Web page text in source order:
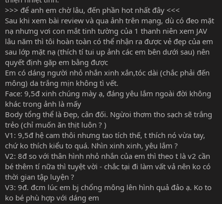
>>> để anh em chờ lâu, đến phần hot nhất đây <<<
Sau khi xem bài review và qua ảnh trên mạng, dù có đeo mặt
nạ nhưng vơi con mắt tinh tường của 1 thanh niên xem JAV
lâu năm thì tôi hoàn toàn có thể nhận ra được vẻ đẹp của em
sau lớp mặt nạ (thích tí tui up ảnh các em bên dưới sau) nên
quyết định gặp em bằng được
Em có dáng người nhỏ nhắn xinh xắn,tóc dài (chắc phải đến
mông) da trắng mịn không tì vết.
Face: 9,5đ xinh chúng mày ạ, đáng yêu lắm ngoài đời không
khác trong ảnh là mấy
Body tổng thể là Đẹp, cân đối. Ngừoi thơm tho sạch sẽ trắng
trẻo (chỉ muốn ăn thịt luôn ? )
V1: 9,5đ hệ cam thôi nhưng tao tích thế, t thích nó vừa tay,
chứ ko thích kiểu to quá. Nhìn xinh xinh, yêu lắm ?
V2: 8đ so với thân hình nhỏ nhắn của em thì theo t là v2 cần
bé thêm tí nữa thì tuyệt vời - chắc tại đi làm vất vả nên ko có
thời gian tập luyện ?
V3: 9đ. đcm lúc em bj chổng mông lên hình quả đảo ạ. Ko to
ko bé phù hợp với dáng em